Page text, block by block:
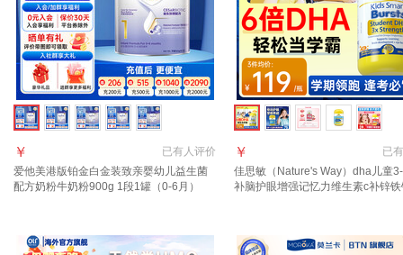
已有人评价
￥
爱他美港版铂金白金装致亲婴幼儿益生菌
配方奶粉牛奶粉900g 1段1罐（0-6月）
已有
￥
佳思敏（Nature's Way）dha儿童
补脑护眼增强记忆力维生素c补锌